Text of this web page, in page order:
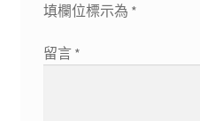
填欄位標示為 *
留言 *